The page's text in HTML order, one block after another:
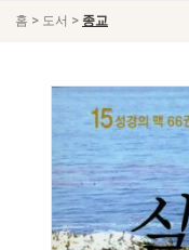
홈 > 도서 > 종교